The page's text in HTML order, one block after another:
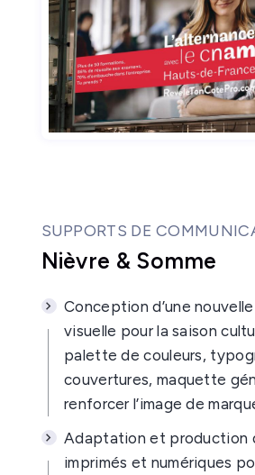
SUPPORTS DE
Nièvre & Somme
Conception d’une
visuelle pour la saison
palette de couleurs,
couvertures, maquette
renforcer l’image de
Adaptation et production
imprimés et numériques